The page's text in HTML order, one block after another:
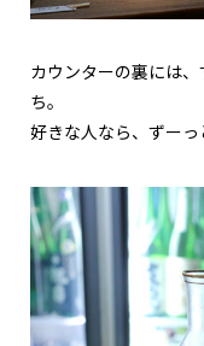
カウンターの裏には
ち。
好きな人なら、ずーっ